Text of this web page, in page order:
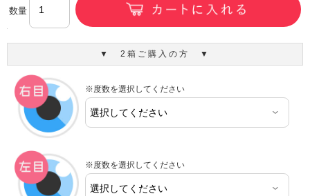
数量
▼ 2箱ご購入の方 ▼
※度数を選択してください
※度数を選択してください